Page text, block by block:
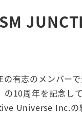
の有志のメンバー
の10周年を記念し
Universe Inc.の